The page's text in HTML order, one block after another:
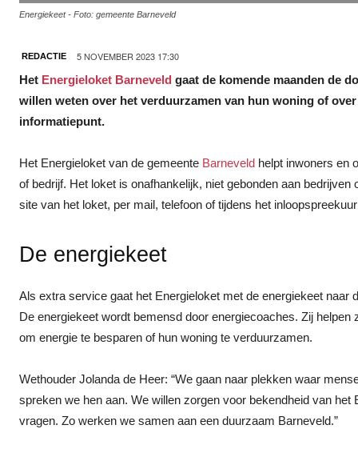
Energiekeet - Foto: gemeente Barneveld
REDACTIE 5 NOVEMBER 2023 17:30
Het Energieloket Barneveld gaat de komende maanden de
willen weten over het verduurzamen van hun woning of
informatiepunt.
Het Energieloket van de gemeente Barneveld helpt inwoners en
of bedrijf. Het loket is onafhankelijk, niet gebonden aan
site van het loket, per mail, telefoon of tijdens het
De energiekeet
Als extra service gaat het Energieloket met de energiekeet naar
De energiekeet wordt bemensd door energiecoaches. Zij
om energie te besparen of hun woning te verduurzamen.
Wethouder Jolanda de Heer: “We gaan naar plekken waar
spreken we hen aan. We willen zorgen voor bekendheid van
vragen. Zo werken we samen aan een duurzaam Barneveld.”